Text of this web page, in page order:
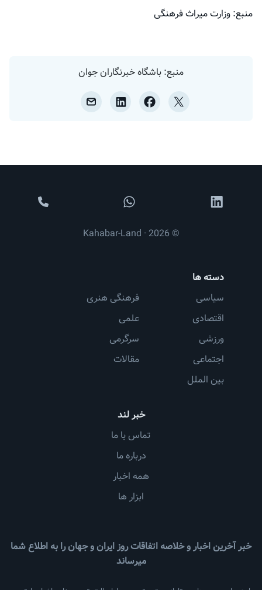
منبع: وزارت میراث فرهنگی
منبع: باشگاه خبرنگاران جوان
خبر آخرین اخبار و خلاصه اتفاقات روز ایران و جهان را به اطلاع شما
میرساند
خبر لند
تماس با ما
درباره ما
همه اخبار
ابزار ها
دسته ها
سیاسی
اقتصادی
ورزشی
اجتماعی
بین الملل
فرهنگی هنری
علمی
سرگرمی
مقالات
© 2026 · Kahabar-Land